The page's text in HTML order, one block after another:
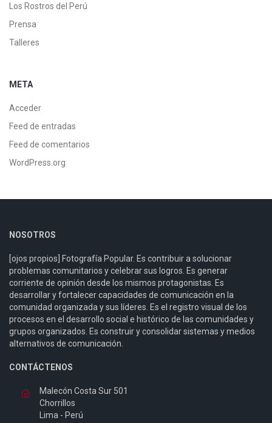
Los Rostros del Perú
Prensa
Talleres
META
Acceder
Feed de entradas
Feed de comentarios
WordPress.org
NOSOTROS
[ojos propios] Fotografía Popular. Es contribuir a solucionar
problemas comunitarios y celebrar sus logros. Es generar
corriente de opinión desde los mismos protagonistas. Es
desarrollar y fortalecer capacidades de comunicación en la
comunidad organizada y sus líderes. Es el registro visual de los
procesos en el desarrollo social e histórico de las comunidades y
grupos organizados. Es construir y consolidar sistemas y medios
alternativos de comunicación.
CONTÁCTENOS
Malecón Costa Sur 501
Chorrillos
Lima - Perú